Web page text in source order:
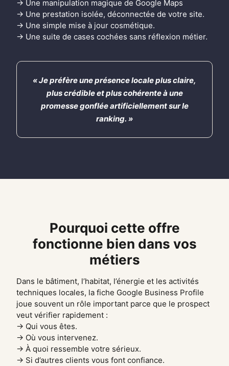
→ Une manipulation magique de Google Maps
→ Une prestation isolée, déconnectée de votre site.
→ Une simple mise à jour cosmétique.
→ Une suite de cases cochées sans réflexion métier.
« Je préfère une présence locale plus claire,
plus crédible et plus cohérente à une
promesse gonflée artificiellement sur le
ranking. »
Pourquoi cette offre
fonctionne bien dans vos
métiers
Dans le bâtiment, l’habitat, l’énergie et les activités
techniques locales, la fiche Google Business Profile
joue souvent un rôle important parce que le prospect
veut vérifier rapidement :
→ Qui vous êtes.
→ Où vous intervenez.
→ À quoi ressemble votre sérieux.
→ Si d’autres clients vous font confiance.